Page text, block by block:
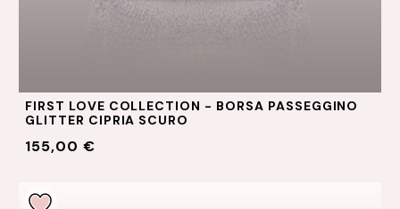
FIRST LOVE COLLECTION - BORSA PASSEGGINO
GLITTER CIPRIA SCURO
155,00 €